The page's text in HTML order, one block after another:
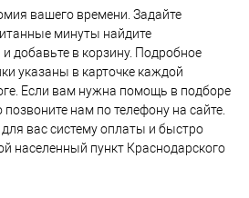
вашего времени. Задайте
минуты найдите
добавьте в корзину. Подробное
указаны в карточке каждой
Если вам нужна помощь в подборе
нам по телефону на сайте.
вас систему оплаты и быстро
населенный пункт Краснодарского